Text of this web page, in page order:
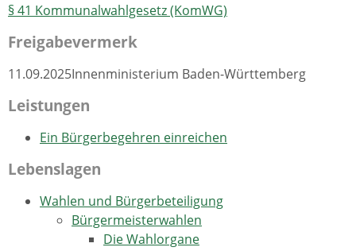
§ 41 Kommunalwahlgesetz (KomWG)
Freigabevermerk
11.09.2025Innenministerium Baden-Württemberg
Leistungen
Ein Bürgerbegehren einreichen
Lebenslagen
Wahlen und Bürgerbeteiligung
Bürgermeisterwahlen
Die Wahlorgane